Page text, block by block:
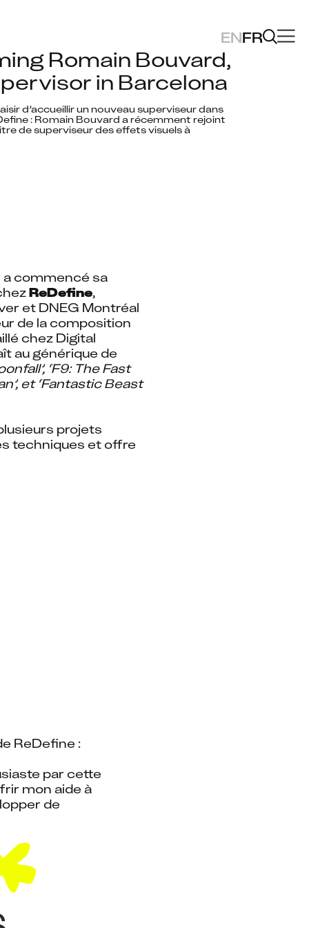
ENFR
Romain Bouvard,
in Barcelona
d’accueillir un nouveau superviseur dans
: Romain Bouvard a récemment rejoint
de superviseur des effets visuels à
a commencé sa
ReDefine,
et DNEG Montréal
de la composition
chez Digital
au générique de
‘F9: The Fast
et ‘Fantastic Beast
projets
techniques et offre
ReDefine :
par cette
mon aide à
de